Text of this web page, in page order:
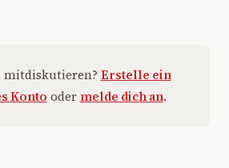
mitdiskutieren? Erstelle ein
Konto oder melde dich an.